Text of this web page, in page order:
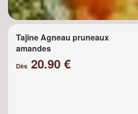
Tajine Agneau pruneaux
amandes
Dès 20.90 €